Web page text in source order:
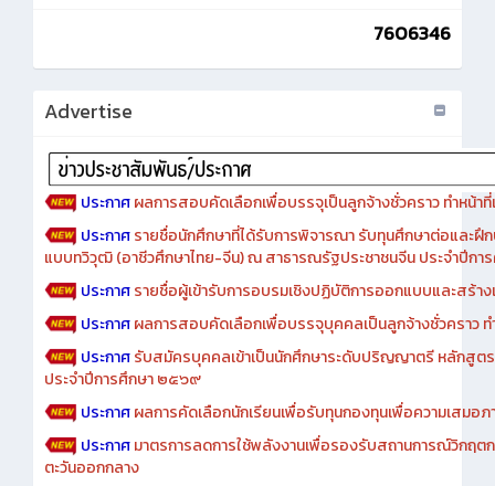
7606346
Advertise
ประกาศผลการสอบคัดเลือกเพื่อบรรจุเป็นลูกจ้างชั่วคราว ทำหน้าที่
ประกาศรายชื่อนักศึกษาที่ได้รับการพิจารณา รับทุนศึกษาต่อและฝึ
แบบทวิวุฒิ (อาชีวศึกษาไทย-จีน) ณ สาธารณรัฐประชาชนจีน ประจำปีก
ประกาศรายชื่อผู้เข้ารับการอบรมเชิงปฏิบัติการออกแบบและสร้า
ประกาศผลการสอบคัดเลือกเพื่อบรรจุบุคคลเป็นลูกจ้างชั่วคราว ท
ประกาศรับสมัครบุคคลเข้าเป็นนักศึกษาระดับปริญญาตรี หลักสูต
ประจำปีการศึกษา ๒๕๖๙
ประกาศผลการคัดเลือกนักเรียนเพื่อรับทุนกองทุนเพื่อความเสมอ
ประกาศมาตรการลดการใช้พลังงานเพื่อรองรับสถานการณ์วิกฤ
ตะวันออกกลาง